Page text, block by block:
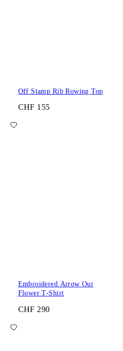
Off Stamp Rib Rowing Top
CHF 155
Embroidered Arrow Out
Flower T-Shirt
CHF 290